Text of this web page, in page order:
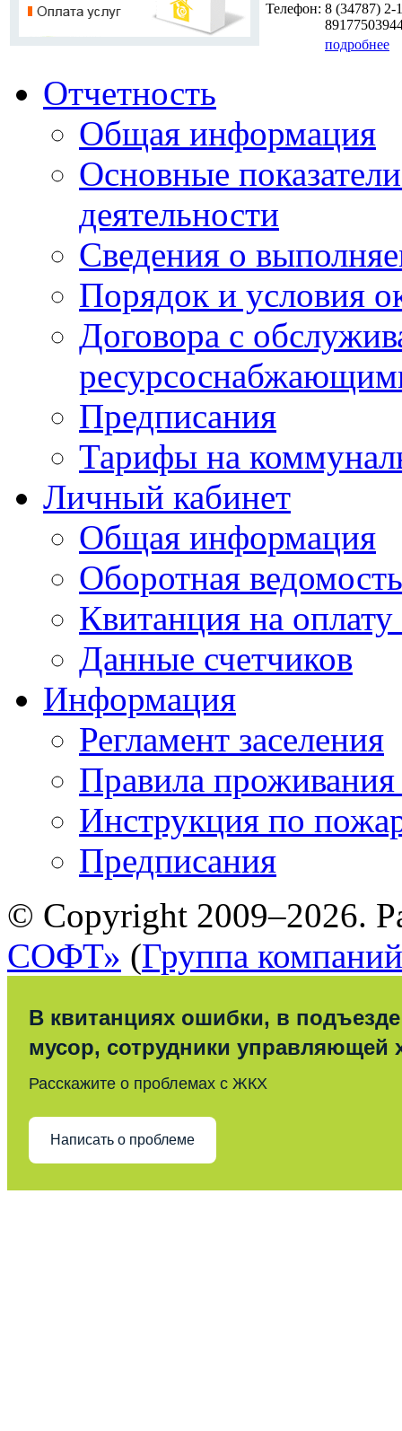
Телефон: 8 (34787) 2-
подробнее
Отчетность
Общая информация
Основные
деятельности
Сведения о
Порядок и условия
Договора с
Предписания
Тарифы на
Личный кабинет
Общая информация
Оборотная ведомость
Квитанция на
Данные счетчиков
Информация
Регламент заселения
Правила
Инструкция по
Предписания
© Copyright 2009–2026.
СОФТ» (Группа
В квитанциях ошибки, в подъезде
мусор, сотрудники управляющей
Расскажите о проблемах с ЖКХ
Написать о проблеме